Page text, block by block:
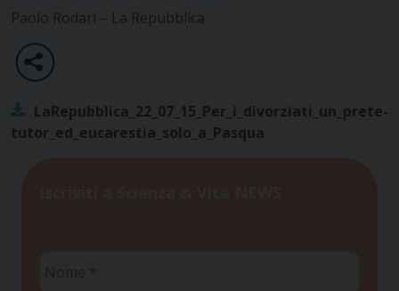
Paolo Rodari – La Repubblica
LaRepubblica_22_07_15_Per_i_divorziati_un_prete-
tutor_ed_eucarestia_solo_a_Pasqua